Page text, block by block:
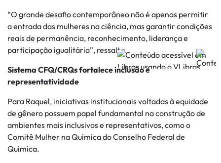
“O grande desafio contemporâneo não é apenas permitir
a entrada das mulheres na ciência, mas garantir condições
reais de permanência, reconhecimento, liderança e
participação igualitária”, ressalta.
Sistema CFQ/CRQs fortalece inclusão e
representatividade
Para Raquel, iniciativas institucionais voltadas à equidade
de gênero possuem papel fundamental na construção de
ambientes mais inclusivos e representativos, como o
Comitê Mulher na Química do Conselho Federal de
Química.